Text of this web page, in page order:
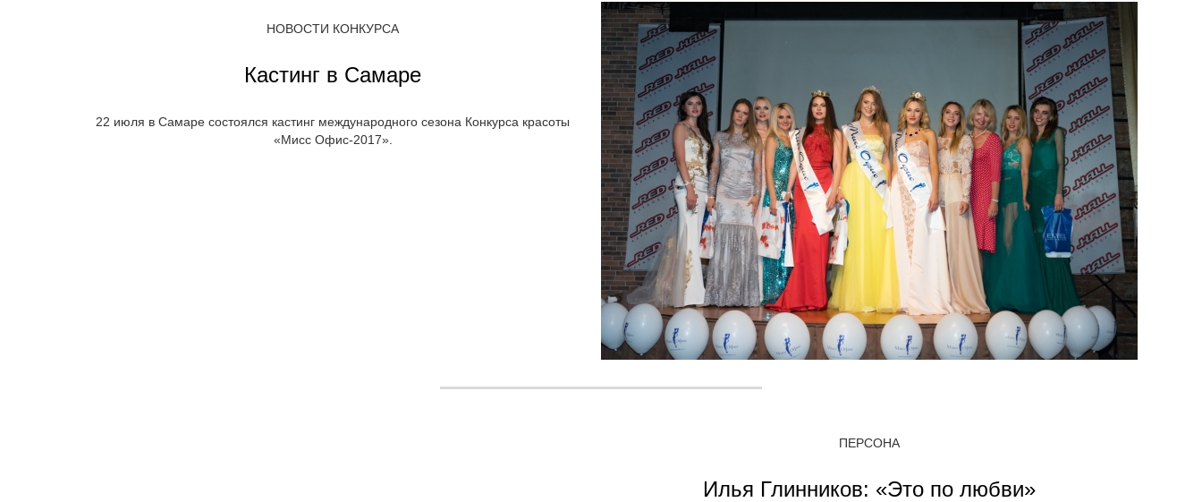
НОВОСТИ КОНКУРСА
Кастинг в Самаре
22 июля в Самаре состоялся кастинг международного сезона Конкурса красоты
«Мисс Офис-2017».
ПЕРСОНА
Илья Глинников: «Это по любви»